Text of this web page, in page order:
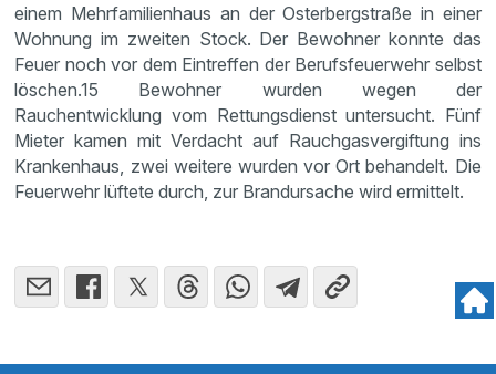
einem Mehrfamilienhaus an der Osterbergstraße in einer
Wohnung im zweiten Stock. Der Bewohner konnte das
Feuer noch vor dem Eintreffen der Berufsfeuerwehr selbst
löschen.15 Bewohner wurden wegen der
Rauchentwicklung vom Rettungsdienst untersucht. Fünf
Mieter kamen mit Verdacht auf Rauchgasvergiftung ins
Krankenhaus, zwei weitere wurden vor Ort behandelt. Die
Feuerwehr lüftete durch, zur Brandursache wird ermittelt.